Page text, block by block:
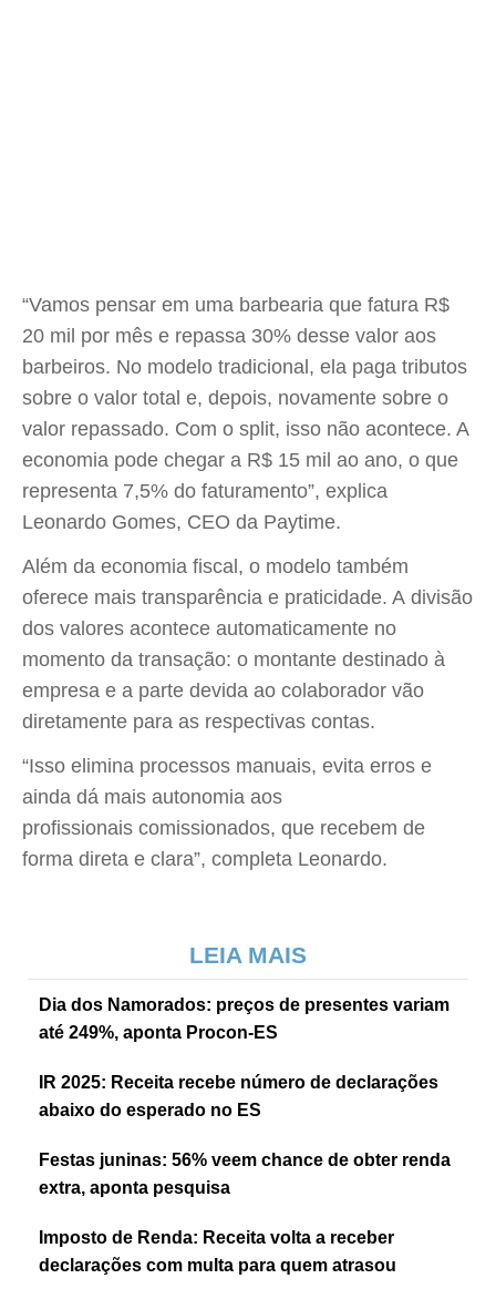
“Vamos pensar em uma barbearia que fatura R$
20 mil por mês e repassa 30% desse valor aos
barbeiros. No modelo tradicional, ela paga tributos
sobre o valor total e, depois, novamente sobre o
valor repassado. Com o split, isso não acontece. A
economia pode chegar a R$ 15 mil ao ano, o que
representa 7,5% do faturamento”, explica
Leonardo Gomes, CEO da Paytime.
Além da economia fiscal, o modelo também
oferece mais transparência e praticidade. A divisão
dos valores acontece automaticamente no
momento da transação: o montante destinado à
empresa e a parte devida ao colaborador vão
diretamente para as respectivas contas.
“Isso elimina processos manuais, evita erros e
ainda dá mais autonomia aos
profissionais comissionados, que recebem de
forma direta e clara”, completa Leonardo.
LEIA MAIS
Dia dos Namorados: preços de presentes variam
até 249%, aponta Procon-ES
IR 2025: Receita recebe número de declarações
abaixo do esperado no ES
Festas juninas: 56% veem chance de obter renda
extra, aponta pesquisa
Imposto de Renda: Receita volta a receber
declarações com multa para quem atrasou